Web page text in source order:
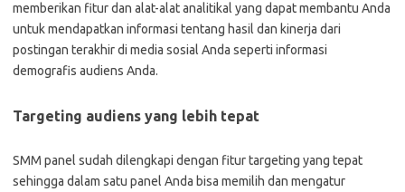
memberikan fitur dan alat-alat analitikal yang dapat membantu Anda
untuk mendapatkan informasi tentang hasil dan kinerja dari
postingan terakhir di media sosial Anda seperti informasi
demografis audiens Anda.
Targeting audiens yang lebih tepat
SMM panel sudah dilengkapi dengan fitur targeting yang tepat
sehingga dalam satu panel Anda bisa memilih dan mengatur